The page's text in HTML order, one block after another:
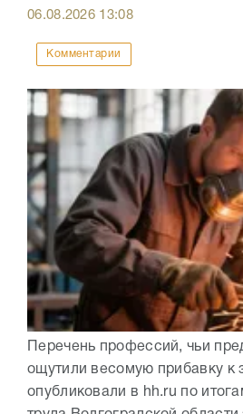
06.08.2026 13:08
Комментарии
Перечень профессий, чьи
ощутили весомую прибавку к
опубликовали в hh.ru по